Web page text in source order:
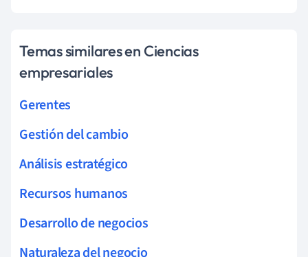
Temas similares en Ciencias
empresariales
Gerentes
Gestión del cambio
Análisis estratégico
Recursos humanos
Desarrollo de negocios
Naturaleza del negocio